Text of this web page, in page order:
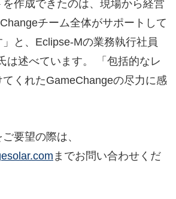
を作成できたのは、現場から経営
チーム全体がサポートして
」と、Eclipse-Mの業務執行社員
は述べています。 「包括的なレ
くれたGameChangeの尽力に感
要望の際は、
までお問い合わせくだ